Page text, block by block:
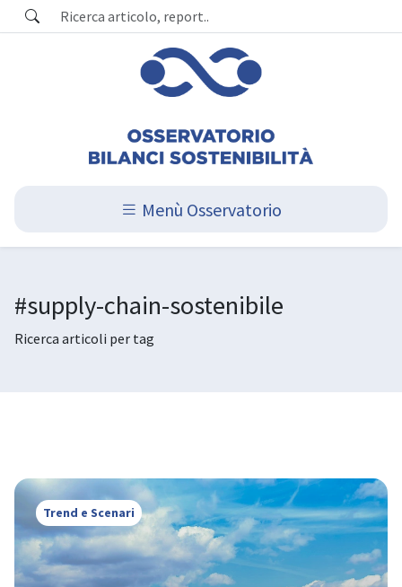
Menù Osservatorio
#supply-chain-sostenibile
Ricerca articoli per tag
Trend e Scenari